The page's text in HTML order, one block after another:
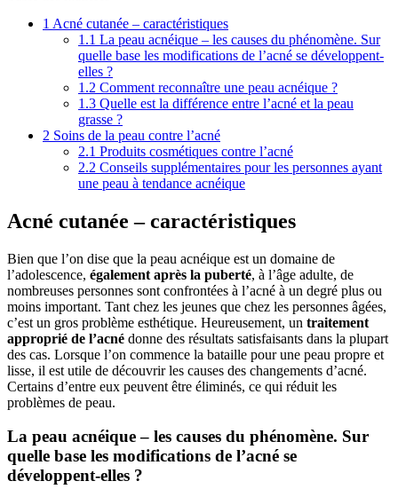
1 Acné cutanée – caractéristiques
1.1 La peau acnéique – les causes du phénomène. Sur
quelle base les modifications de l’acné se développent-
elles ?
1.2 Comment reconnaître une peau acnéique ?
1.3 Quelle est la différence entre l’acné et la peau
grasse ?
2 Soins de la peau contre l’acné
2.1 Produits cosmétiques contre l’acné
2.2 Conseils supplémentaires pour les personnes ayant
une peau à tendance acnéique
Acné cutanée – caractéristiques
Bien que l’on dise que la peau acnéique est un domaine de
l’adolescence, également après la puberté, à l’âge adulte, de
nombreuses personnes sont confrontées à l’acné à un degré plus ou
moins important. Tant chez les jeunes que chez les personnes âgées,
c’est un gros problème esthétique. Heureusement, un traitement
approprié de l’acné donne des résultats satisfaisants dans la plupart
des cas. Lorsque l’on commence la bataille pour une peau propre et
lisse, il est utile de découvrir les causes des changements d’acné.
Certains d’entre eux peuvent être éliminés, ce qui réduit les
problèmes de peau.
La peau acnéique – les causes du phénomène. Sur
quelle base les modifications de l’acné se
développent-elles ?